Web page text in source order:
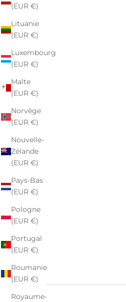
(EUR €)
Lituanie
(EUR €)
Luxembourg
(EUR €)
Malte
(EUR €)
Norvège
(EUR €)
Nouvelle-
Zélande
(EUR €)
Pays-Bas
(EUR €)
Pologne
(EUR €)
Portugal
(EUR €)
Roumanie
(EUR €)
Royaume-